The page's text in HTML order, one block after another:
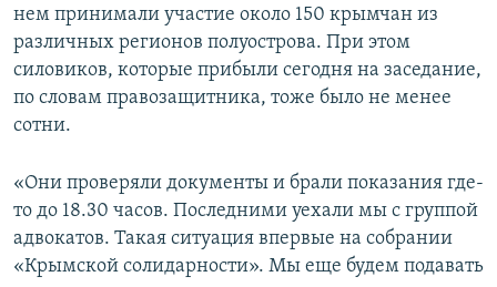
нем принимали участие около 150 крымчан из
различных регионов полуострова. При этом
силовиков, которые прибыли сегодня на заседание,
по словам правозащитника, тоже было не менее
сотни.
«Они проверяли документы и брали показания где-
то до 18.30 часов. Последними уехали мы с группой
адвокатов. Такая ситуация впервые на собрании
«Крымской солидарности». Мы еще будем подавать